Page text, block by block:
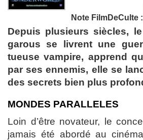
Note FilmDeCulte
Depuis plusieurs siècles,
garous se livrent une
tueuse vampire, apprend
par ses ennemis, elle se
des secrets bien plus
MONDES PARALLELES
Loin d’être novateur, le
jamais été abordé au